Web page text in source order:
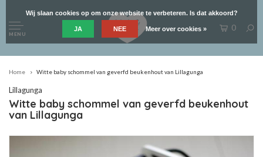
MENU
0
Home Witte baby schommel van geverfd beukenhout van Lillagunga
Lillagunga
Witte baby schommel van geverfd beukenhout
van Lillagunga
Wij slaan cookies op om onze website te verbeteren. Is dat akkoord?
JA NEE Meer over cookies »